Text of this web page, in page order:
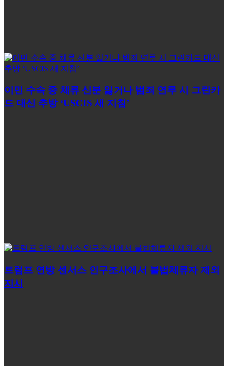
이민 수속 중 체류 신분 잃거나 범죄 연루 시 그린카
드 대신 추방 ‘USCIS 새 지침’
트럼프 연방 센서스 인구조사에서 불법체류자 제외
지시